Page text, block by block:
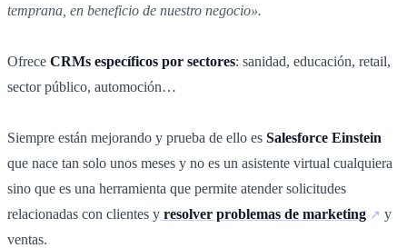
temprana, en beneficio de nuestro negocio».
Ofrece CRMs específicos por sectores: sanidad, educación, retail,
sector público, automoción…
Siempre están mejorando y prueba de ello es Salesforce Einstein
que nace tan solo unos meses y no es un asistente virtual cualquiera
sino que es una herramienta que permite atender solicitudes
relacionadas con clientes y resolver problemas de marketing
y
ventas.